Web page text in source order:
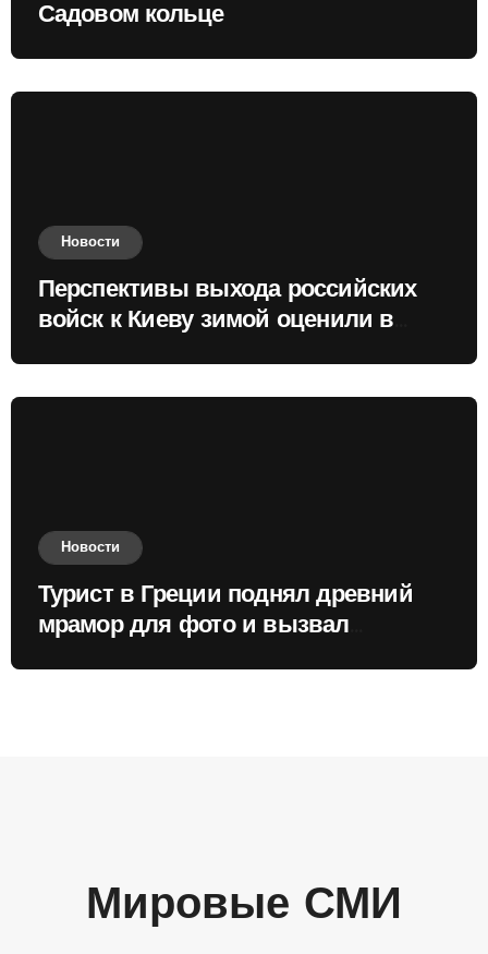
Садовом кольце
Новости
Перспективы выхода российских
войск к Киеву зимой оценили в
Новости
Турист в Греции поднял древний
мрамор для фото и вызвал
Мировые СМИ